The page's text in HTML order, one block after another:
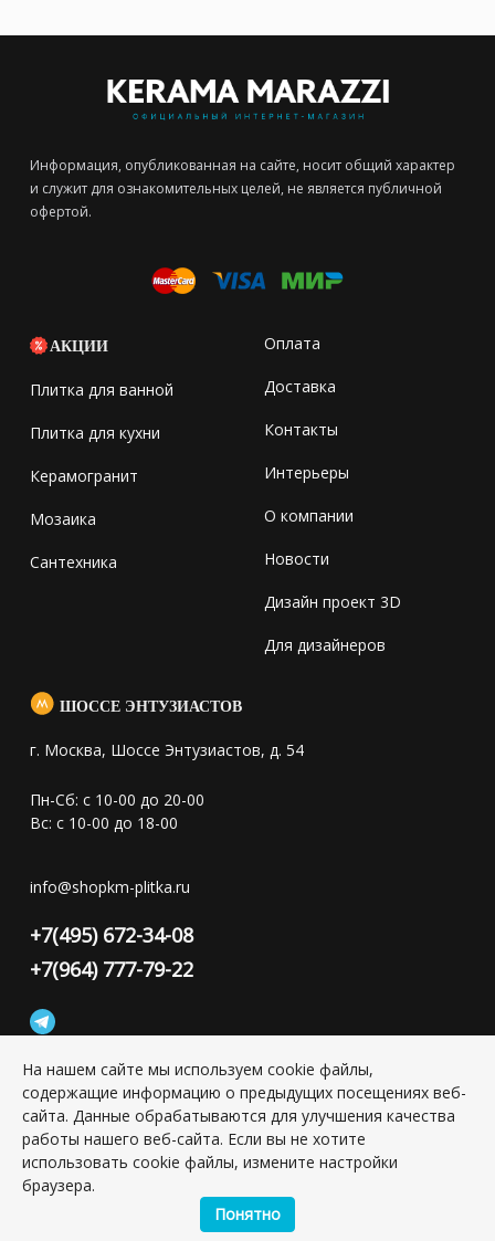
Информация, опубликованная на сайте, носит общий характер
и служит для ознакомительных целей, не является публичной
офертой.
АКЦИИ
Плитка для ванной
Плитка для кухни
Керамогранит
Мозаика
Сантехника
Оплата
Доставка
Контакты
Интерьеры
О компании
Новости
Дизайн проект 3D
Для дизайнеров
ШОССЕ ЭНТУЗИАСТОВ
г. Москва, Шоссе Энтузиастов, д. 54
Пн-Сб: с 10-00 до 20-00
Вс: с 10-00 до 18-00
info@shopkm-plitka.ru
+7(495) 672-34-08
+7(964) 777-79-22
Конфиденциальность персональной информации
Copyright © 2026 ИП Григорьян Юлия Сергеевна, ИНН:
501703338416
На нашем сайте мы используем cookie файлы,
содержащие информацию о предыдущих посещениях веб-
сайта. Данные обрабатываются для улучшения качества
работы нашего веб-сайта. Если вы не хотите
использовать cookie файлы, измените настройки
браузера.
Понятно